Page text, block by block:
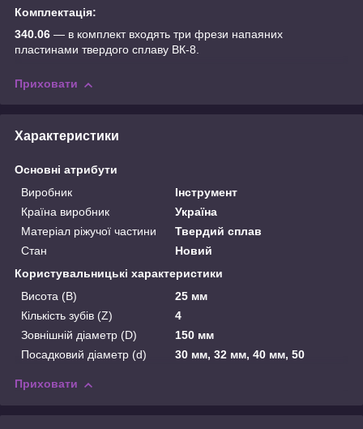
Комплектація:
340.06 — в комплект входять три фрези напаяних
пластинами твердого сплаву ВК-8.
Приховати
Характеристики
Основні атрибути
Виробник
Інструмент
Країна виробник
Україна
Матеріал ріжучої частини
Твердий сплав
Стан
Новий
Користувальницькі характеристики
Висота (B)
25 мм
Кількість зубів (Z)
4
Зовнішній діаметр (D)
150 мм
Посадковий діаметр (d)
30 мм, 32 мм, 40 мм, 50
Приховати